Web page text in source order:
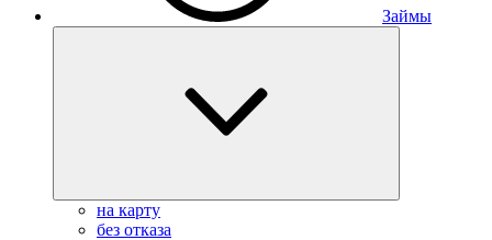
Займы
на карту
без отказа